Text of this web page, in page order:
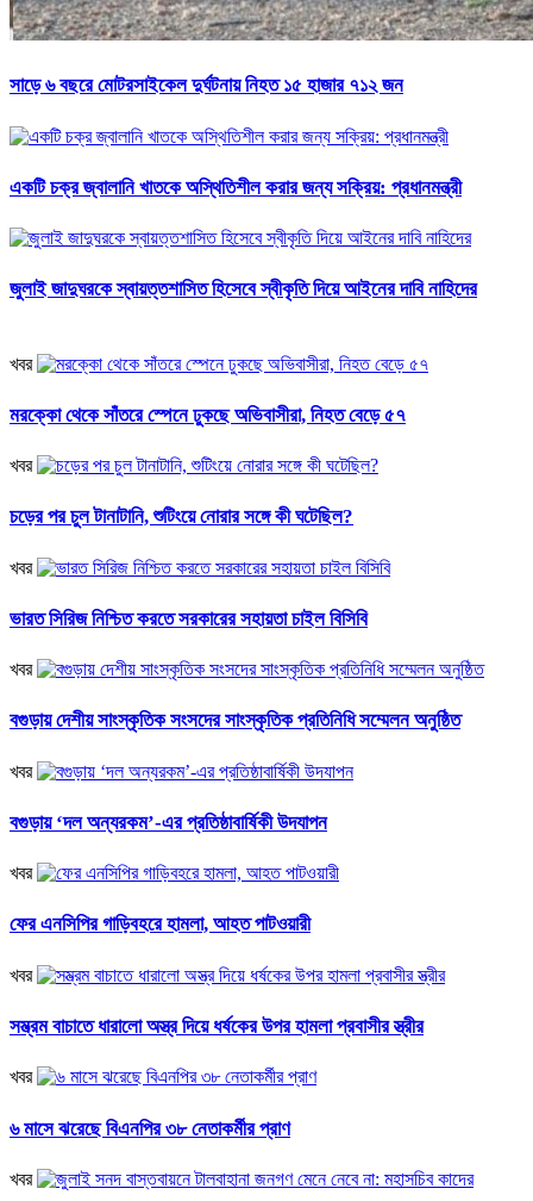
সাড়ে ৬ বছরে মোটরসাইকেল দুর্ঘটনায় নিহত ১৫ হাজার ৭১২ জন
একটি চক্র জ্বালানি খাতকে অস্থিতিশীল করার জন্য সক্রিয়: প্রধানমন্ত্রী
জুলাই জাদুঘরকে স্বায়ত্তশাসিত হিসেবে স্বীকৃতি দিয়ে আইনের দাবি নাহিদের
খবর
মরক্কো থেকে সাঁতরে স্পেনে ঢুকছে অভিবাসীরা, নিহত বেড়ে ৫৭
খবর
চড়ের পর চুল টানাটানি, শুটিংয়ে নোরার সঙ্গে কী ঘটেছিল?
খবর
ভারত সিরিজ নিশ্চিত করতে সরকারের সহায়তা চাইল বিসিবি
খবর
বগুড়ায় দেশীয় সাংস্কৃতিক সংসদের সাংস্কৃতিক প্রতিনিধি সম্মেলন অনুষ্ঠিত
খবর
বগুড়ায় ‘দল অন্যরকম’-এর প্রতিষ্ঠাবার্ষিকী উদযাপন
খবর
ফের এনসিপির গাড়িবহরে হামলা, আহত পাটওয়ারী
খবর
সম্ভ্রম বাচাতে ধারালো অস্ত্র দিয়ে ধর্ষকের উপর হামলা প্রবাসীর স্ত্রীর
খবর
৬ মাসে ঝরেছে বিএনপির ৩৮ নেতাকর্মীর প্রাণ
খবর